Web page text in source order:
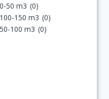
50 m3 (0)
150 m3 (0)
100 m3 (0)